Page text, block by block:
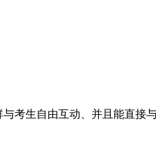
与考生自由互动、并且能直接